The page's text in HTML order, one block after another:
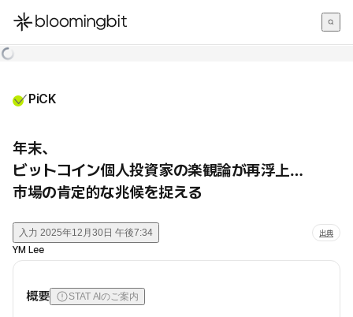
한국어
PiCK
年末、
ビットコイン個人投資家の楽観論が再浮上…
市場の肯定的な兆候を捉える
入力 2025年12月30日 午後7:34 出典
YM Lee
概要 STAT AIのご案内